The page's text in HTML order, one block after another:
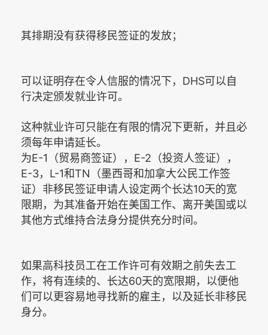
其排期没有获得移民签证的发放；
可以证明存在令人信服的情况下， DHS可以自
行决定颁发就业许可。
这种就业许可只能在有限的情况下更新，并且必
须每年申请延长。
为E-1 （贸易商签证）， E-2 （投资人签证），
E-3， L-1和TN （墨西哥和加拿大公民工作签
证）非移民签证申请人设定两个长达10天的宽
限期，为其准备开始在美国工作、离开美国或以
其他方式维持合法身分提供充分时间。
如果高科技员工在工作许可有效期之前失去工
作，将有连续的、长达60天的宽限期，以便他
们可以更容易地寻找新的雇主，以及延长非移民
身分。